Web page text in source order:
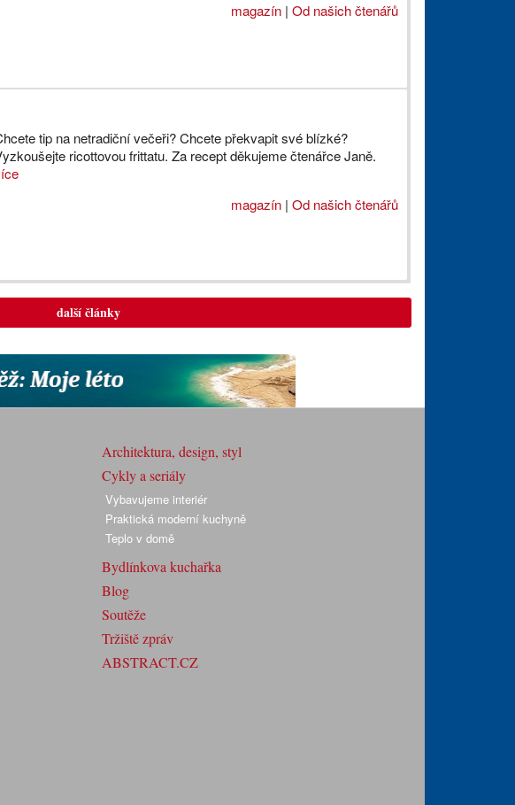
magazín| Od našich čtenářů
tip na netradiční večeři? Chcete překvapit své blízké?
ricottovou frittatu. Za recept děkujeme čtenářce Janě.
magazín| Od našich čtenářů
další články
Architektura, design, styl
Cykly a seriály
Vybavujeme interiér
Praktická moderní kuchyně
Teplo v domě
Bydlínkova kuchařka
Blog
Soutěže
Tržiště zpráv
ABSTRACT.CZ